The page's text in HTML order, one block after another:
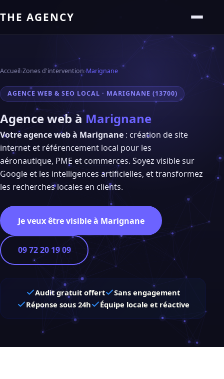
THE AGENCY
Accueil›Zones d'intervention›Marignane
AGENCE WEB & SEO LOCAL · MARIGNANE (13700)
Agence web à Marignane
Votre agence web à Marignane : création de site
internet et référencement local pour les
aéronautique, PME et commerces. Soyez visible sur
Google et les intelligences artificielles, et transformez
les recherches locales en clients.
Je veux être visible à Marignane
09 72 20 19 09
Audit gratuit offert
Sans engagement
Réponse sous 24h
Équipe locale et réactive